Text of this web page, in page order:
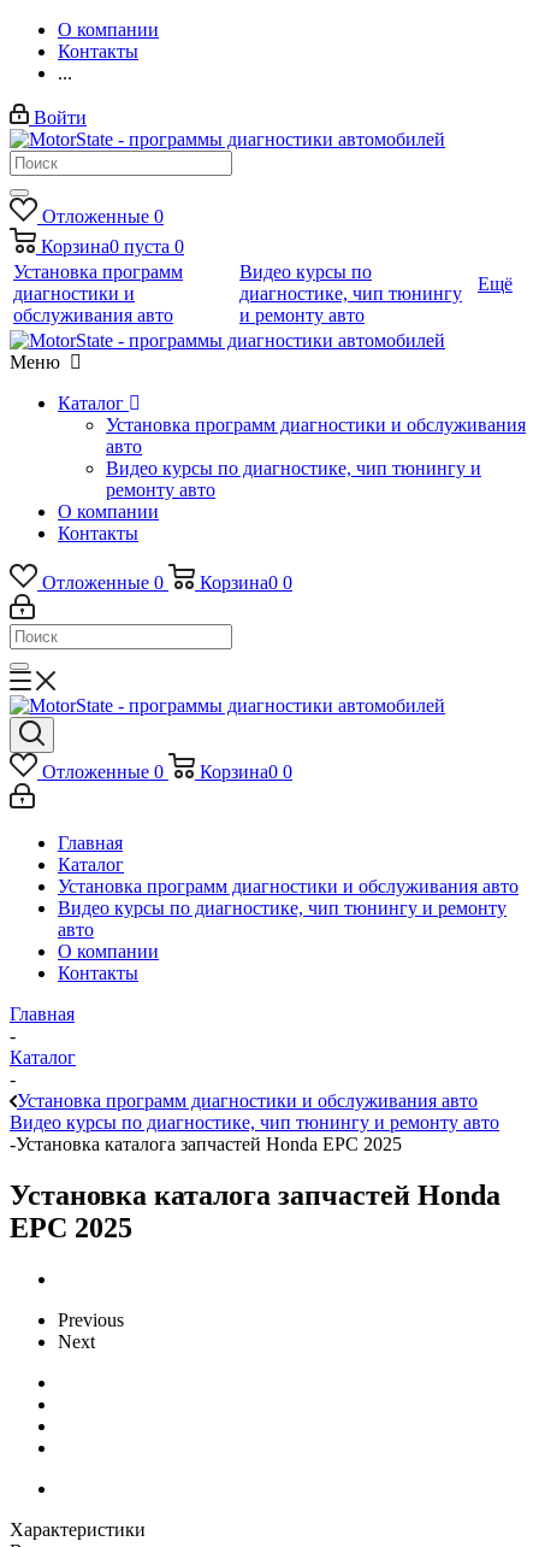
О компании
Контакты
...
Войти
Отложенные 0
Корзина0 пуста 0
Установка программ
диагностики и
обслуживания авто
Видео курсы по
диагностике, чип тюнингу
и ремонту авто
Ещё
Меню
Каталог
Установка программ диагностики и обслуживания
авто
Видео курсы по диагностике, чип тюнингу и
ремонту авто
О компании
Контакты
Отложенные 0 Корзина0 0
Отложенные 0 Корзина0 0
Главная
Каталог
Установка программ диагностики и обслуживания авто
Видео курсы по диагностике, чип тюнингу и ремонту
авто
О компании
Контакты
Главная
-
Каталог
-
Установка программ диагностики и обслуживания авто
Видео курсы по диагностике, чип тюнингу и ремонту авто
-Установка каталога запчастей Honda EPC 2025
Установка каталога запчастей Honda
EPC 2025
Previous
Next
Характеристики